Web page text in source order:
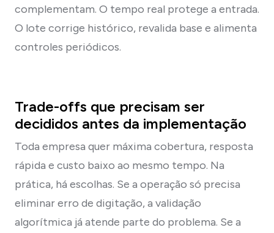
complementam. O tempo real protege a entrada.
O lote corrige histórico, revalida base e alimenta
controles periódicos.
Trade-offs que precisam ser
decididos antes da implementação
Toda empresa quer máxima cobertura, resposta
rápida e custo baixo ao mesmo tempo. Na
prática, há escolhas. Se a operação só precisa
eliminar erro de digitação, a validação
algorítmica já atende parte do problema. Se a